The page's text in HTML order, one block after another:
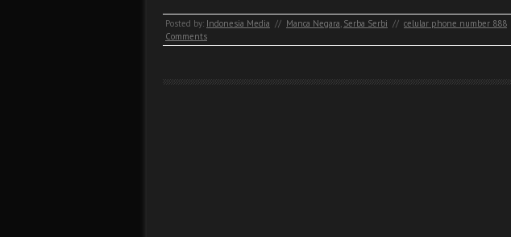
Posted by: Indonesia Media // Manca Negara, Serba Serbi // celular phone number 888
Comments